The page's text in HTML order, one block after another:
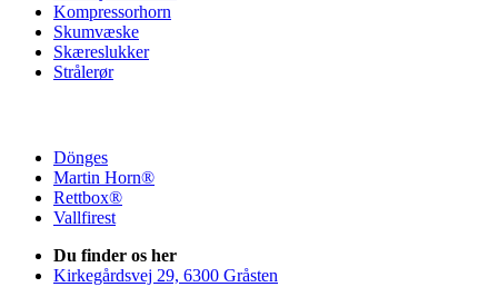
Kompressorhorn
Skumvæske
Skæreslukker
Strålerør
Dönges
Martin Horn®
Rettbox®
Vallfirest
Du finder os her
Kirkegårdsvej 29, 6300 Gråsten